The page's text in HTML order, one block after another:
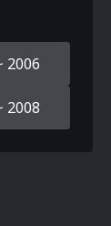
2006
2008